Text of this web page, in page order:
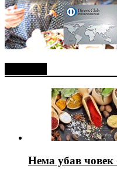
Нема убав човек